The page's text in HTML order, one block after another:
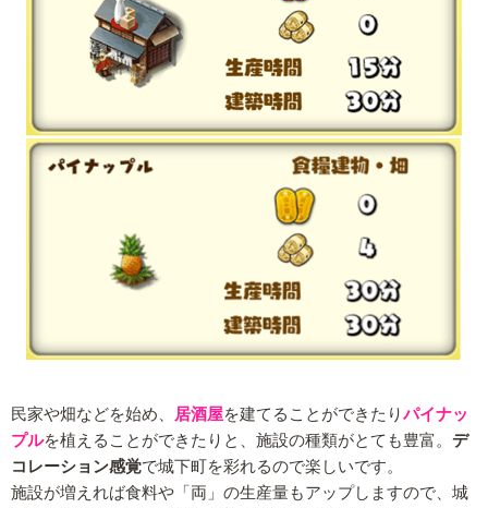
民家や畑などを始め、 居酒屋を建てることができたりパイナッ
プルを植えることができたりと、施設の種類がとても豊富。 デ
コレーション感覚で城下町を彩れるので楽しいです。
施設が増えれば食料や「両」の生産量もアップしますので、城